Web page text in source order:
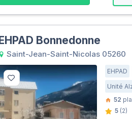
EHPAD Bonnedonne
Saint-Jean-Saint-Nicolas 05260
EHPAD
Unité
52
5(2)